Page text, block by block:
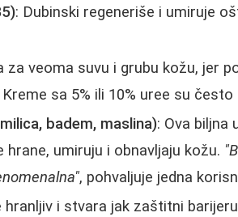
: Dubinski regeneriše i umiruje
za veoma suvu i grubu kožu, jer
sa 5% ili 10% uree su
badem, maslina): Ova biljna
hrane, umiruju i obnavljaju kožu.
, pohvaljuje jedna
hranljiv i stvara jak zaštitni